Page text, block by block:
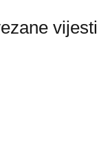
vijesti